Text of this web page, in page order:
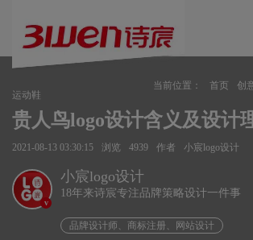
当前位置： 首页 创
运动鞋
贵人鸟logo设计含义及设计
2021-08-13 03:30:15 浏览 4939 作者 小宸logo设计
v
小宸logo设计
18年来诗宸专注品牌策略设计一件事
品牌设计师、商标注册、网站设计